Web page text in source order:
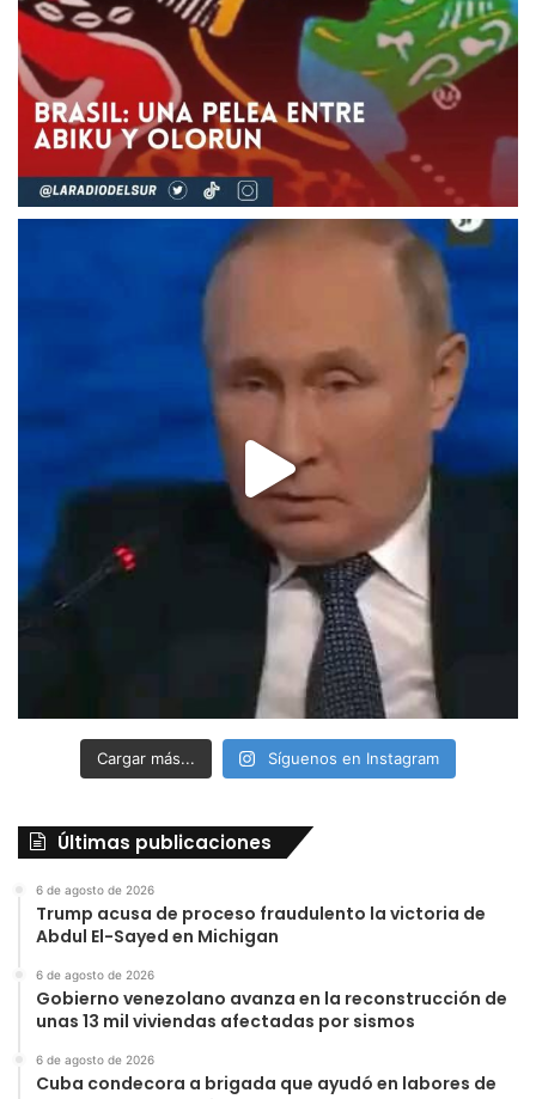
Cargar más... Síguenos en Instagram
Últimas publicaciones
6 de agosto de 2026
Trump acusa de proceso fraudulento la victoria de
Abdul El-Sayed en Michigan
6 de agosto de 2026
Gobierno venezolano avanza en la reconstrucción de
unas 13 mil viviendas afectadas por sismos
6 de agosto de 2026
Cuba condecora a brigada que ayudó en labores de